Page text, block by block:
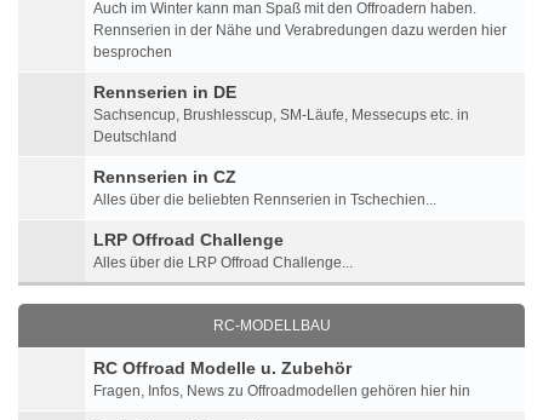
Auch im Winter kann man Spaß mit den Offroadern haben.
Rennserien in der Nähe und Verabredungen dazu werden hier
besprochen
Rennserien in DE
Sachsencup, Brushlesscup, SM-Läufe, Messecups etc. in
Deutschland
Rennserien in CZ
Alles über die beliebten Rennserien in Tschechien...
LRP Offroad Challenge
Alles über die LRP Offroad Challenge...
RC-MODELLBAU
RC Offroad Modelle u. Zubehör
Fragen, Infos, News zu Offroadmodellen gehören hier hin